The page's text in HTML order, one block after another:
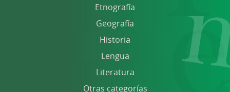
Etnografía
Geografía
Historia
Lengua
Literatura
Otras categorías